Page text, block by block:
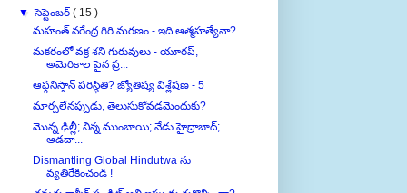
▼సెప్టెంబర్( 15 )
మహంత్ నరేంద్ర గిరి మరణం - ఇది ఆత్మహత్యేనా?
మకరంలో వక్ర శని గురువులు - యూరప్,
అమెరికాల పైన ప్ర...
ఆఫ్గనిస్తాన్ పరిస్థితి? జ్యోతిష్య విశ్లేషణ - 5
మార్చలేనప్పుడు, తెలుసుకోవడమెందుకు?
మొన్న ఢిల్లీ; నిన్న ముంబాయి; నేడు హైద్రాబాద్;
ఆడదా...
Dismantling Global Hindutwa ను
వ్యతిరేకించండి !